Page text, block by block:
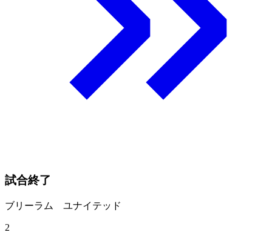
試合終了
ブリーラム ユナイテッド
2